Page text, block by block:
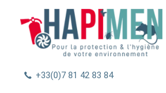
+33(0)7 81 42 83 84